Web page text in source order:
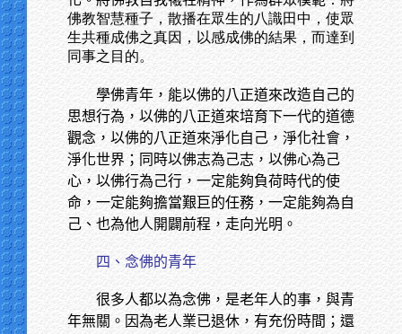
佛教智慧種子，散播在眾生的八識田中，使眾
生共種成佛之真因，以感成佛的結果，而達到
同事之目的。
學佛青年，能以佛的八正道來改造自己的
思想行為，以佛的八正道來培育下一代的道德
觀念，以佛的八正道來淨化自己，淨化社會，
淨化世界；同時以佛志為己志，以佛心為己
心，以佛行為己行，一定能夠負荷時代的使
命，一定能夠擔當艱巨的任務，一定能夠為自
己、也為他人開闢前程，走向光明。
四、念佛的青年
很多人都以為念佛，是老年人的事，與青
年無關。因為老人業已退休，有充份時間；還